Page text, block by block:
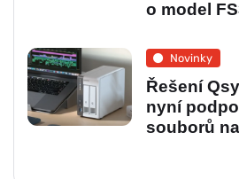
o model
Novinky
Řešení
nyní
souborů